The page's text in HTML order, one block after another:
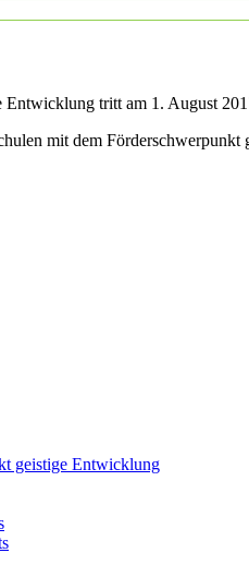
Entwicklung tritt am 1. August
mit dem
geistige Entwicklung